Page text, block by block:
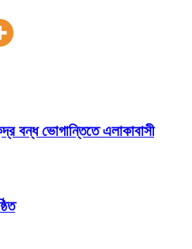
বন্ধ ভোগান্তিতে এলাকাবাসী